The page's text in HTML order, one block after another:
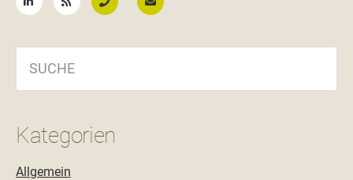
Kategorien
Allgemein